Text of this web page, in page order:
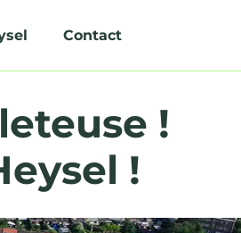
Contact
!
!